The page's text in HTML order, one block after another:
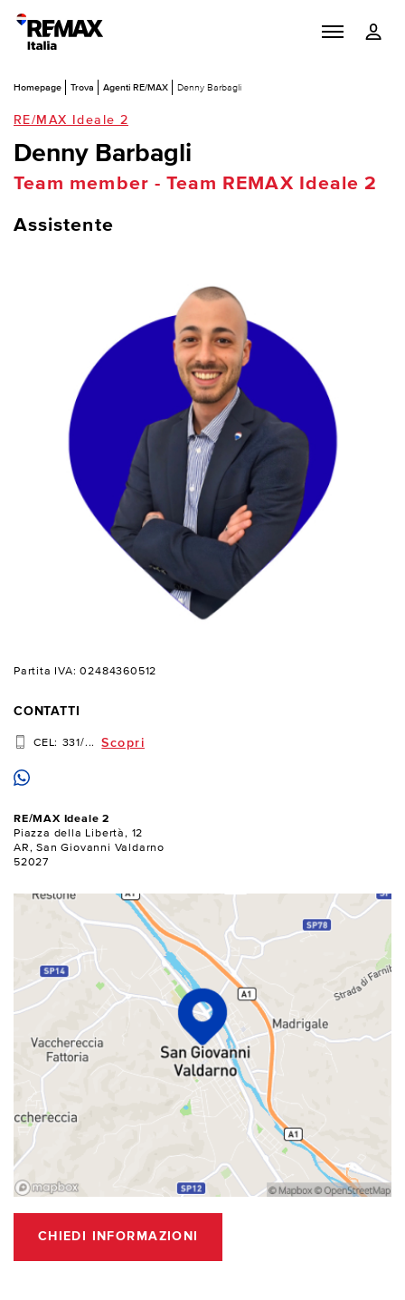
Homepage Trova Agenti RE/MAX Denny Barbagli
RE/MAX Ideale 2
Denny Barbagli
Team member - Team REMAX Ideale 2
Assistente
Partita IVA: 02484360512
CONTATTI
CEL: 331/... Scopri
RE/MAX Ideale 2
Piazza della Libertà, 12
AR, San Giovanni Valdarno
52027
CHIEDI INFORMAZIONI